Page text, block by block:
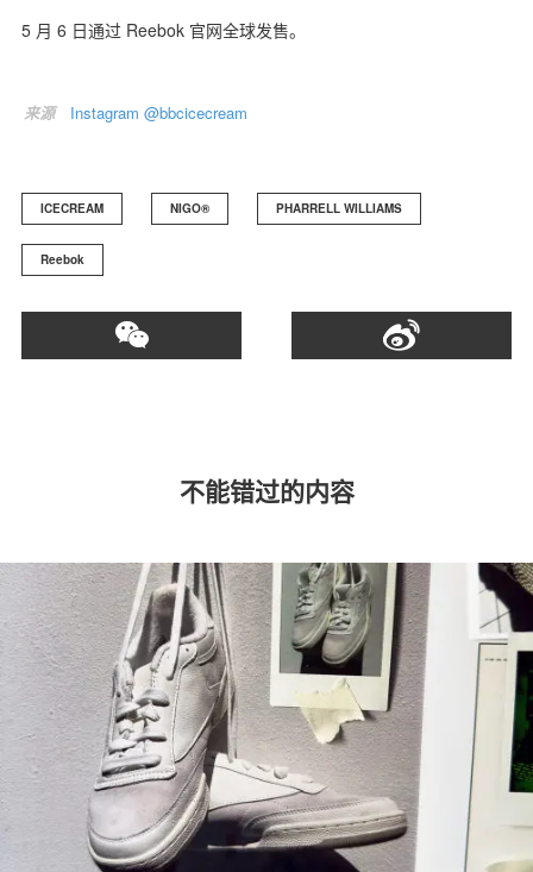
5 月 6 日通过 Reebok 官网全球发售。
来源 Instagram @bbcicecream
ICECREAM NIGO® PHARRELL WILLIAMS
Reebok
不能错过的内容